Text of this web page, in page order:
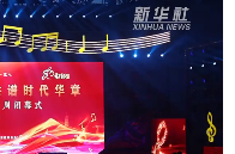
教育
图片
云南故事